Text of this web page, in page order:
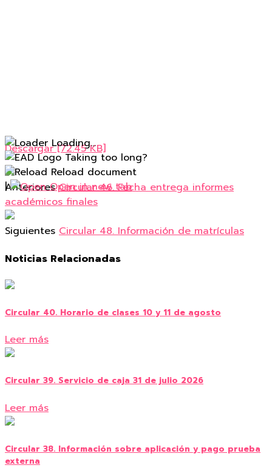
Loading...
Taking too long?
Reload document
|
Open in new tab
Descargar [72.45 KB]
Anteriores Circular 46. Fecha entrega informes
académicos finales
Siguientes Circular 48. Información de matrículas
Noticias Relacionadas
Circular 40. Horario de clases 10 y 11 de agosto
Leer más
Circular 39. Servicio de caja 31 de julio 2026
Leer más
Circular 38. Información sobre aplicación y pago prueba
externa